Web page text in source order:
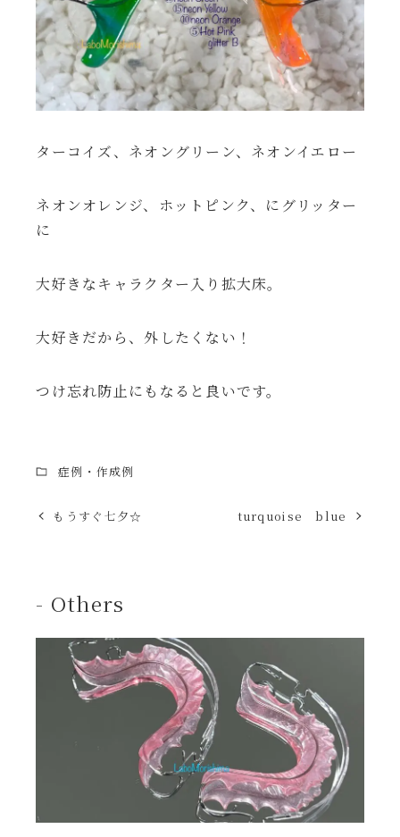
ターコイズ、ネオングリーン、ネオンイエロー
ネオンオレンジ、ホットピンク、にグリッター
に
大好きなキャラクター入り拡大床。
大好きだから、外したくない！
つけ忘れ防止にもなると良いです。
症例・作成例
もうすぐ七夕☆ turquoise blue
- Others